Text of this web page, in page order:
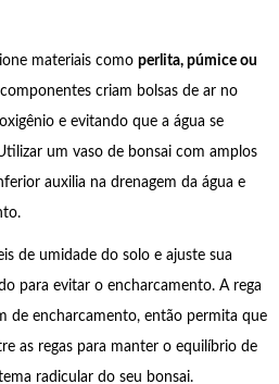
materiais como perlita, púmice ou
criam bolsas de ar no
e evitando que a água se
um vaso de bonsai com amplos
auxilia na drenagem da água e
de umidade do solo e ajuste sua
para evitar o encharcamento. A rega
de encharcamento, então permita que
as regas para manter o equilíbrio de
radicular do seu bonsai.